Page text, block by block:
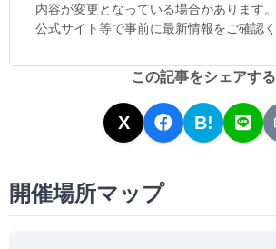
内容が変更となっている場合があります
公式サイト等で事前に最新情報をご確認く
この記事をシェアする
X B!
開催場所マップ